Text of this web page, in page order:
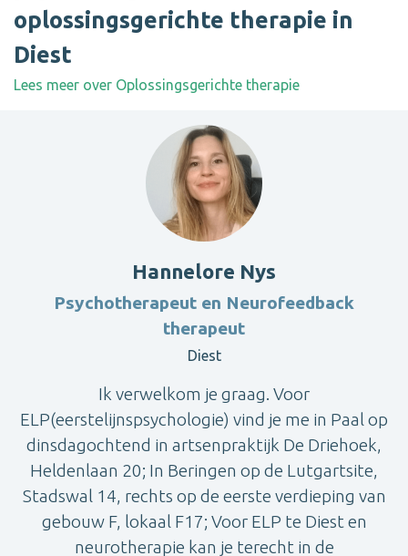
oplossingsgerichte therapie in
Diest
Lees meer over Oplossingsgerichte therapie
Hannelore Nys
Psychotherapeut en Neurofeedback
therapeut
Diest
Ik verwelkom je graag. Voor
ELP(eerstelijnspsychologie) vind je me in Paal op
dinsdagochtend in artsenpraktijk De Driehoek,
Heldenlaan 20; In Beringen op de Lutgartsite,
Stadswal 14, rechts op de eerste verdieping van
gebouw F, lokaal F17; Voor ELP te Diest en
neurotherapie kan je terecht in de